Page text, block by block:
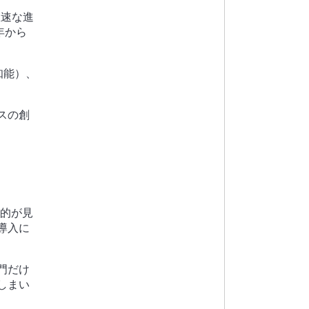
な進
から
）、
の創
が見
入に
だけ
まい